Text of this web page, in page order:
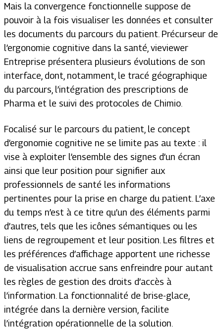
Mais la convergence fonctionnelle suppose de
pouvoir à la fois visualiser les données et consulter
les documents du parcours du patient. Précurseur de
l’ergonomie cognitive dans la santé, vieviewer
Entreprise présentera plusieurs évolutions de son
interface, dont, notamment, le tracé géographique
du parcours, l’intégration des prescriptions de
Pharma et le suivi des protocoles de Chimio.
Focalisé sur le parcours du patient, le concept
d’ergonomie cognitive ne se limite pas au texte : il
vise à exploiter l’ensemble des signes d’un écran
ainsi que leur position pour signifier aux
professionnels de santé les informations
pertinentes pour la prise en charge du patient. L’axe
du temps n’est à ce titre qu’un des éléments parmi
d’autres, tels que les icônes sémantiques ou les
liens de regroupement et leur position. Les filtres et
les préférences d’affichage apportent une richesse
de visualisation accrue sans enfreindre pour autant
les règles de gestion des droits d’accès à
l’information. La fonctionnalité de brise-glace,
intégrée dans la dernière version, facilite
l’intégration opérationnelle de la solution.